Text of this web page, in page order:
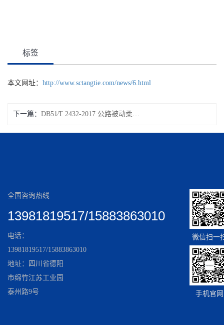
标签
本文网址： http://www.sctangtie.com/news/6.html
下一篇： DB51∕T 2432-2017 公路被动柔性防护网技术规程
全国咨询热线
13981819517/15883863010
电话：
13981819517/15883863010
地址：四川省德阳
市绵竹江苏工业园
泰州路9号
微信扫一
手机官网